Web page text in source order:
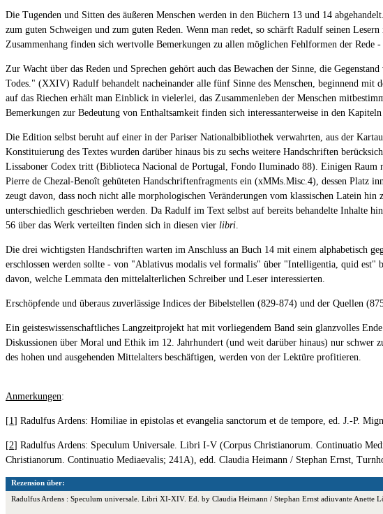
Die Tugenden und Sitten des äußeren Menschen werden in den Büchern 13 und 14
zum guten Schweigen und zum guten Reden. Wenn man redet, so schärft Radulf seinen
Zusammenhang finden sich wertvolle Bemerkungen zu allen möglichen Fehlformen der
Zur Wacht über das Reden und Sprechen gehört auch das Bewachen der Sinne, die
Todes." (XXIV) Radulf behandelt nacheinander alle fünf Sinne des Menschen, beginnend
auf das Riechen erhält man Einblick in vielerlei, das Zusammenleben der Menschen
Bemerkungen zur Bedeutung von Enthaltsamkeit finden sich interessanterweise in den Kapiteln
Die Edition selbst beruht auf einer in der Pariser Nationalbibliothek verwahrten, aus der
Konstituierung des Textes wurden darüber hinaus bis zu sechs weitere Handschriften
Lissaboner Codex tritt (Biblioteca Nacional de Portugal, Fondo Iluminado 88). Einigen
Pierre de Chezal-Benoît gehüteten Handschriftenfragments ein (xMMs.Misc.4), dessen Platz
zeugt davon, dass noch nicht alle morphologischen Veränderungen vom klassischen Latein
unterschiedlich geschrieben werden. Da Radulf im Text selbst auf bereits behandelte Inhalte
56 über das Werk verteilten finden sich in diesen vier libri
Die drei wichtigsten Handschriften warten im Anschluss an Buch 14 mit einem alphabetisch
erschlossen werden sollte - von "Ablativus modalis vel formalis" über "Intelligentia, quid est"
davon, welche Lemmata den mittelalterlichen Schreiber und Leser interessierten.
Erschöpfende und überaus zuverlässige Indices der Bibelstellen (829-874) und der Quellen
Ein geisteswissenschaftliches Langzeitprojekt hat mit vorliegendem Band sein glanzvolles
Diskussionen über Moral und Ethik im 12. Jahrhundert (und weit darüber hinaus) nur schwer
des hohen und ausgehenden Mittelalters beschäftigen, werden von der Lektüre profitieren.
Anmerkungen:
[1 ] Radulfus Ardens: Homiliae in epistolas et evangelia sanctorum et de tempore, ed. J.-P.
[2] Radulfus Ardens: Speculum Universale. Libri I-V (Corpus Christianorum. Continuatio
Christianorum. Continuatio Mediaevalis; 241A), edd. Claudia Heimann / Stephan Ernst,
Rezension über:
Radulfus Ardens : Speculum universale. Libri XI-XIV. Ed. by Claudia Heimann / Stephan Ernst adiuvante